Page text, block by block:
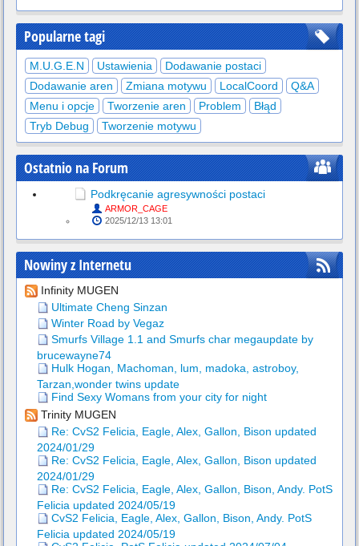
Popularne tagi
M.U.G.E.N Ustawienia
Dodawanie postaci
Dodawanie aren
Zmiana motywu LocalCoord
Q&A
Menu i opcje
Tworzenie aren Problem
Błąd
Tryb Debug
Tworzenie motywu
Ostatnio na Forum
Podkręcanie agresywności postaci
ARMOR_CAGE
2025/12/13 13:01
Nowiny z Internetu
Infinity MUGEN
Ultimate Cheng Sinzan
Winter Road by Vegaz
Smurfs Village 1.1 and Smurfs char megaupdate by
brucewayne74
Hulk Hogan, Machoman, lum, madoka, astroboy,
Tarzan,wonder twins update
Find Sexy Womans from your city for night
Trinity MUGEN
Re: CvS2 Felicia, Eagle, Alex, Gallon, Bison updated
2024/01/29
Re: CvS2 Felicia, Eagle, Alex, Gallon, Bison updated
2024/01/29
Re: CvS2 Felicia, Eagle, Alex, Gallon, Bison, Andy. PotS
Felicia updated 2024/05/19
CvS2 Felicia, Eagle, Alex, Gallon, Bison, Andy. PotS
Felicia updated 2024/05/19